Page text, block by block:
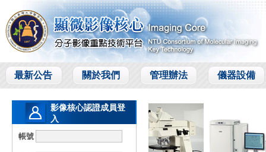
最新公告 關於我們 管理辦法 儀器設備
影像核心認證成員登
入
帳號